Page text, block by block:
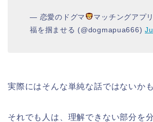
— 恋愛のドグマ
マッチングアプ
福を掴ませる (@dogmapua666)
実際にはそんな単純な話ではないか
それでも人は、理解できない部分を